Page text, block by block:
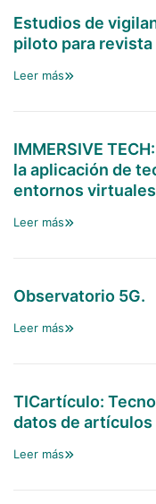
Estudios de
piloto para
Leer más
IMMERSIVE
la aplicación de
entornos
Leer más
Observatorio 5G.
Leer más
TICartículo:
datos de
Leer más